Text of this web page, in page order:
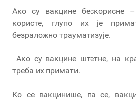
Ако су вакцине бескорисне
користе, глупо их је
безраложно трауматизује.
Ако су вакцине штетне, на
треба их примати.
Ко се вакцинише, па се,